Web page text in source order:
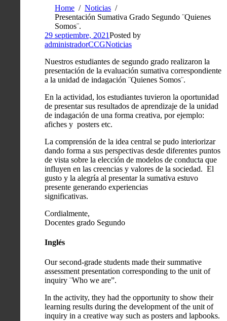
Home
Noticias
Presentación Sumativa Grado Segundo ¨Quienes
Somos¨.
29 septiembre, 2021Posted by
administradorCCGNoticias
Nuestros estudiantes de segundo grado realizaron la
presentación de la evaluación sumativa correspondiente
a la unidad de indagación ¨Quienes Somos¨.
En la actividad, los estudiantes tuvieron la oportunidad
de presentar sus resultados de aprendizaje de la unidad
de indagación de una forma creativa, por ejemplo:
afiches y posters etc.
La comprensión de la idea central se pudo interiorizar
dando forma a sus perspectivas desde diferentes puntos
de vista sobre la elección de modelos de conducta que
influyen en las creencias y valores de la sociedad. El
gusto y la alegría al presentar la sumativa estuvo
presente generando experiencias
significativas.
Cordialmente,
Docentes grado Segundo
Inglés
Our second-grade students made their summative
assessment presentation corresponding to the unit of
inquiry ¨Who we are”.
In the activity, they had the opportunity to show their
learning results during the development of the unit of
inquiry in a creative way such as posters and lapbooks.